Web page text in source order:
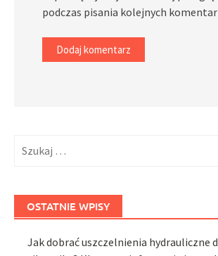
podczas pisania kolejnych
OSTATNIE WPISY
Jak dobrać uszczelnienia hydrauliczne